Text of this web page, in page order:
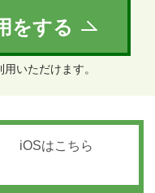
をする
いただけます。
iOSはこちら